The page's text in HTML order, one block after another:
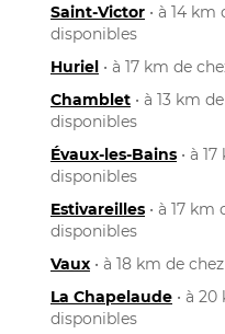
Saint-Victor • à 14
disponibles
Huriel • à 17 km de
Chamblet • à 13 km
disponibles
Évaux-les-Bains • à
disponibles
Estivareilles • à 17
disponibles
Vaux • à 18 km de
La Chapelaude • à
disponibles